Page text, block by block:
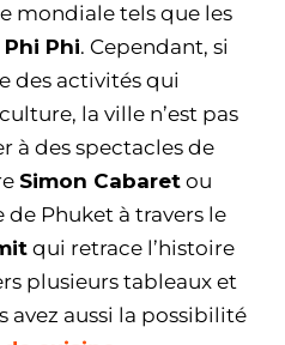
mondiale tels que les
Phi. Cependant, si
des activités qui
la ville n’est pas
à des spectacles de
Simon Cabaret ou
de Phuket à travers le
qui retrace l’histoire
plusieurs tableaux et
avez aussi la possibilité